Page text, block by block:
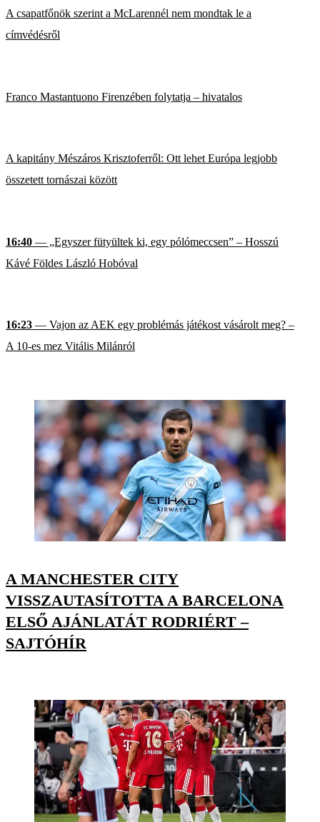
A csapatfőnök szerint a McLarennél nem mondtak le a
címvédésről
Franco Mastantuono Firenzében folytatja – hivatalos
A kapitány Mészáros Krisztoferről: Ott lehet Európa legjobb
összetett tornászai között
16:40 — „Egyszer fütyültek ki, egy pólómeccsen” – Hosszú
Kávé Földes László Hobóval
16:23 — Vajon az AEK egy problémás játékost vásárolt meg? –
A 10-es mez Vitális Milánról
A MANCHESTER CITY
VISSZAUTASÍTOTTA A BARCELONA
ELSŐ AJÁNLATÁT RODRIÉRT –
SAJTÓHÍR